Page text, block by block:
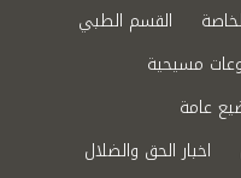
القسم الطبي
مسيحية
عامة
اخبار الحق والضلال